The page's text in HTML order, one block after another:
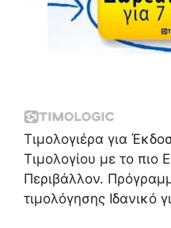
Τιμολογιέρα για
Τιμολογίου με το πιο
Περιβάλλον.
τιμολόγησης Ιδανικό